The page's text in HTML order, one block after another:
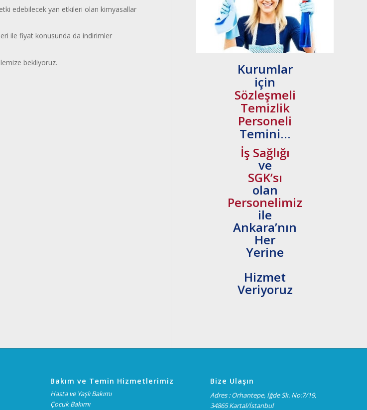
etki edebilecek yan etkileri olan kimyasallar
ile fiyat konusunda da indirimler
bekliyoruz.
Kurumlar
için
Sözleşmeli
Temizlik
Personeli
Temini…
İş Sağlığı
ve
SGK’sı
olan
Personelimiz
ile
Ankara’nın
Her
Yerine
Hizmet
Veriyoruz
Bakım ve Temin Hizmetlerimiz
Hasta ve Yaşlı Bakımı
Çocuk Bakımı
Bize Ulaşın
Adres : Orhantepe, İğde Sk. No:7/19,
34865 Kartal/İstanbul